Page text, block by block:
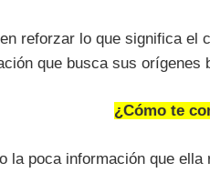
reforzar lo que significa el
que busca sus orígenes
¿Cómo te
la poca información que